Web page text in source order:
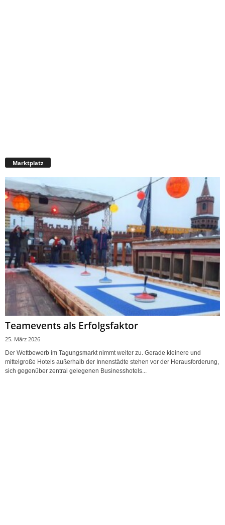
Marktplatz
Teamevents als Erfolgsfaktor
25. März 2026
Der Wettbewerb im Tagungsmarkt nimmt weiter zu. Gerade kleinere und
mittelgroße Hotels außerhalb der Innenstädte stehen vor der Herausforderung,
sich gegenüber zentral gelegenen Businesshotels...